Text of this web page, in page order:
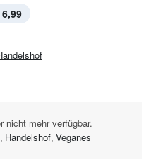
nicht mehr verfügbar.
, Handelshof, Veganes